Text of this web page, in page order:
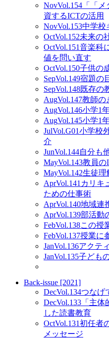
NovVol.154 「「
資するICTの活用
NovVol.153中学校
OctVol.152未来の
OctVol.151音楽科
値を問い直す
OctVol.150子供の
SepVol.149宿題の
SepVol.148既存の
AugVol.147教師の
AugVol.146小学1
AugVol.145小学1
JulVol.G01小学校
介
JunVol.144自分も
MayVol.143教員の
MayVol.142生徒理
AprVol.141 カリキ
ための仕事術
AprVol.140地域連
AprVol.139部活動
FebVol.138この授
FebVol.137授業に
JanVol.136アクテ
JanVol.135子ども
Back-issue [2021]
DecVol.134つなげ
DecVol.133 「主
した読書教育
OctVol.131初任者
メッセージ